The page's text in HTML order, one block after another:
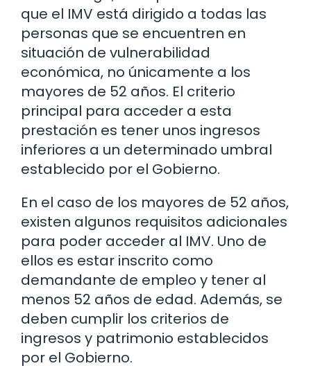
que el IMV está dirigido a todas las
personas que se encuentren en
situación de vulnerabilidad
económica, no únicamente a los
mayores de 52 años. El criterio
principal para acceder a esta
prestación es tener unos ingresos
inferiores a un determinado umbral
establecido por el Gobierno.
En el caso de los mayores de 52 años,
existen algunos requisitos adicionales
para poder acceder al IMV. Uno de
ellos es estar inscrito como
demandante de empleo y tener al
menos 52 años de edad. Además, se
deben cumplir los criterios de
ingresos y patrimonio establecidos
por el Gobierno.